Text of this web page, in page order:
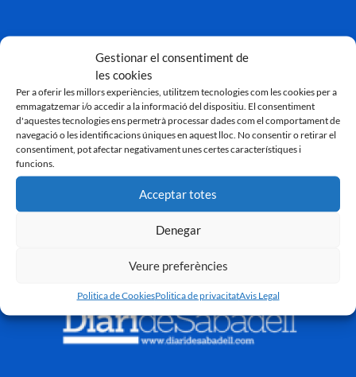
Gestionar el consentiment de
les cookies
Per a oferir les millors experiències, utilitzem tecnologies com les cookies per a
emmagatzemar i/o accedir a la informació del dispositiu. El consentiment
d'aquestes tecnologies ens permetrà processar dades com el comportament de
navegació o les identificacions úniques en aquest lloc. No consentir o retirar el
consentiment, pot afectar negativament unes certes característiques i
funcions.
Acceptar totes
Denegar
Veure preferències
Politica de CookiesPolitica de privacitatAvis Legal